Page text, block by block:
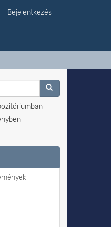
Bejelentkezés